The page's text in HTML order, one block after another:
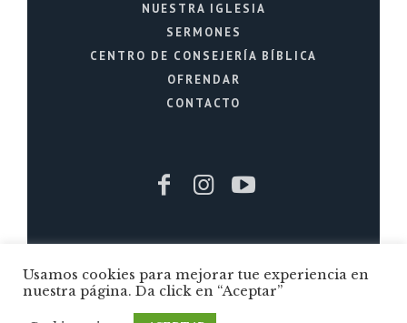
NUESTRA IGLESIA
SERMONES
CENTRO DE CONSEJERÍA BÍBLICA
OFRENDAR
CONTACTO
los Derechos Reservados / Quito - Ecuador
Usamos cookies para mejorar tue experiencia en
nuestra página. Da click en “Aceptar”